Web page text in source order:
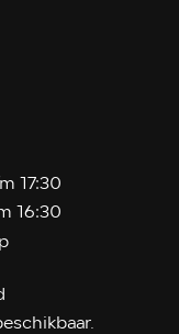
17:30
16:30